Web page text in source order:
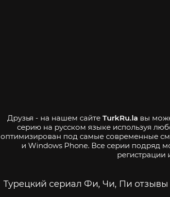
Друзья - на нашем сайте TurkRu.la вы
серию на русском языке используя
оптимизирован под самые современные
и Windows Phone. Все серии подряд
регистрации
Турецкий сериал Фи, Чи, Пи отзывы